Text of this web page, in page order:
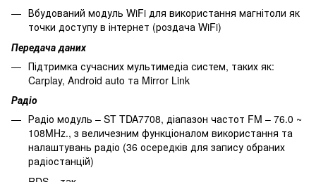
Вбудований модуль WiFi для використання магнітоли як
точки доступу в інтернет (роздача WiFi)
Передача даних
Підтримка сучасних мультимедіа систем, таких як:
Carplay, Android auto та Mirror Link
Радіо
Радіо модуль – ST TDA7708, діапазон частот FM – 76.0 ~
108MHz., з величезним функціоналом використання та
налаштувань радіо (36 осередків для запису обраних
радіостанцій)